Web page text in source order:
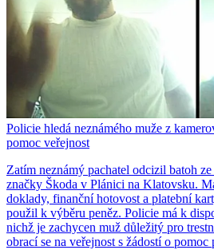
Policie hledá neznámého muže z
pomoc veřejnost
Zatím neznámý pachatel odcizil batoh
značky Škoda v Plánici na Klatovsku.
doklady, finanční hotovost a platební
použil k výběru peněz. Policie má k
nichž je zachycen muž důležitý pro
obrací se na veřejnost s žádostí o